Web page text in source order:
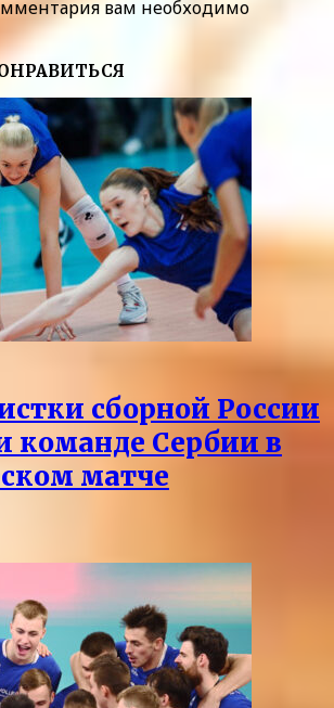
вам необходимо
сборной России
команде Сербии в
матче